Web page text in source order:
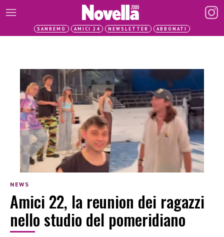
SANREMO AMICI 24 NEWSLETTER ABBONATI
NEWS
Amici 22, la reunion dei ragazzi
nello studio del pomeridiano